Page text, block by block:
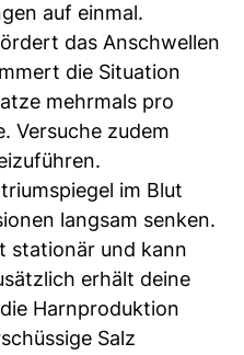
auf einmal.
das Anschwellen
die Situation
mehrmals pro
Versuche zudem
im Blut
langsam senken.
stationär und kann
erhält deine
Harnproduktion
Salz